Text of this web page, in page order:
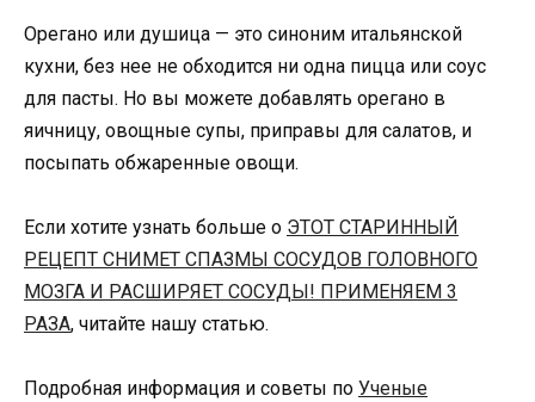
Орегано или душица — это синоним итальянской
кухни, без нее не обходится ни одна пицца или соус
для пасты. Но вы можете добавлять орегано в
яичницу, овощные супы, приправы для салатов, и
посыпать обжаренные овощи.
Если хотите узнать больше о ЭТОТ СТАРИННЫЙ
РЕЦЕПТ СНИМЕТ СПАЗМЫ СОСУДОВ ГОЛОВНОГО
МОЗГА И РАСШИРЯЕТ СОСУДЫ! ПРИМЕНЯЕМ 3
РАЗА, читайте нашу статью.
Подробная информация и советы по Ученые